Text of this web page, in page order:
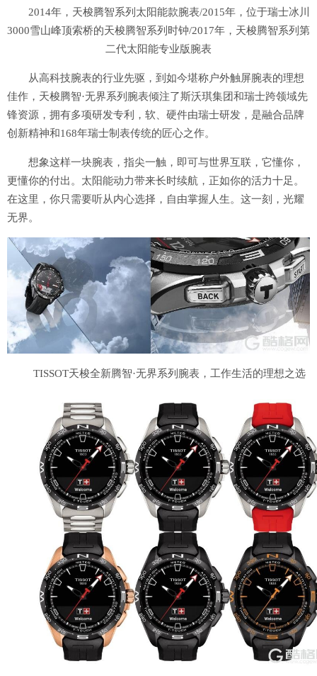
2014年，天梭腾智系列太阳能款腕表/2015年，位于瑞士冰川
3000雪山峰顶索桥的天梭腾智系列时钟/2017年，天梭腾智系列第
二代太阳能专业版腕表
从高科技腕表的行业先驱，到如今堪称户外触屏腕表的理想
佳作，天梭腾智·无界系列腕表倾注了斯沃琪集团和瑞士跨领域先
锋资源，拥有多项研发专利，软、硬件由瑞士研发，是融合品牌
创新精神和168年瑞士制表传统的匠心之作。
想象这样一块腕表，指尖一触，即可与世界互联，它懂你，
更懂你的付出。太阳能动力带来长时续航，正如你的活力十足。
在这里，你只需要听从内心选择，自由掌握人生。这一刻，光耀
无界。
TISSOT天梭全新腾智·无界系列腕表，工作生活的理想之选